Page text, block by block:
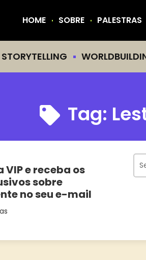
HOME SOBRE PALESTRAS
STORYTELLING
Tag:
e receba os
sobre
no seu e-mail